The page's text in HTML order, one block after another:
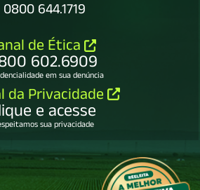
0800 644.1719
de Ética
602.6909
em sua denúncia
da Privacidade
e acesse
sua privacidade